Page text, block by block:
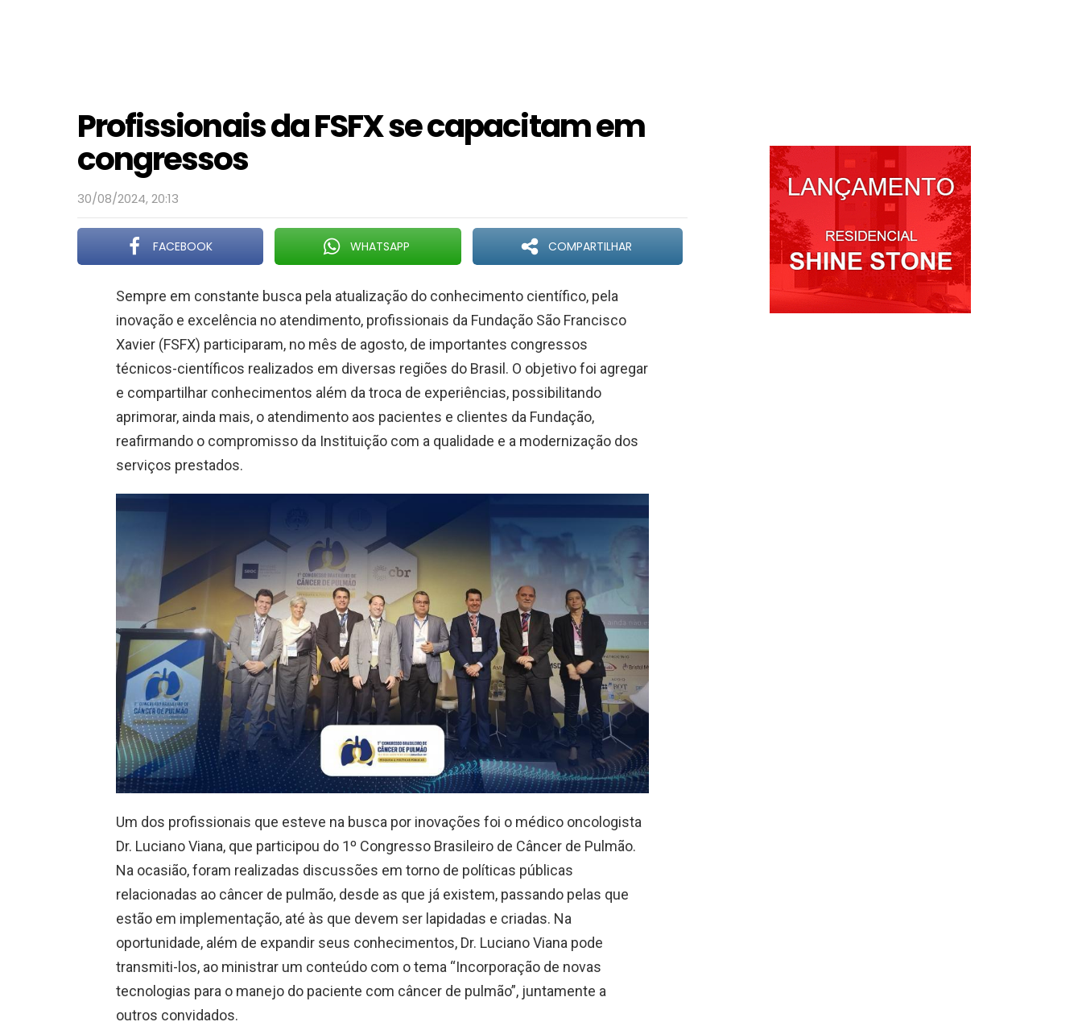
Profissionais da FSFX se capacitam em
congressos
30/08/2024, 20:13
FACEBOOK WHATSAPP COMPARTILHAR
Sempre em constante busca pela atualização do conhecimento científico, pela
inovação e excelência no atendimento, profissionais da Fundação São Francisco
Xavier (FSFX) participaram, no mês de agosto, de importantes congressos
técnicos-científicos realizados em diversas regiões do Brasil. O objetivo foi agregar
e compartilhar conhecimentos além da troca de experiências, possibilitando
aprimorar, ainda mais, o atendimento aos pacientes e clientes da Fundação,
reafirmando o compromisso da Instituição com a qualidade e a modernização dos
serviços prestados.
Um dos profissionais que esteve na busca por inovações foi o médico oncologista
Dr. Luciano Viana, que participou do 1º Congresso Brasileiro de Câncer de Pulmão.
Na ocasião, foram realizadas discussões em torno de políticas públicas
relacionadas ao câncer de pulmão, desde as que já existem, passando pelas que
estão em implementação, até às que devem ser lapidadas e criadas. Na
oportunidade, além de expandir seus conhecimentos, Dr. Luciano Viana pode
transmiti-los, ao ministrar um conteúdo com o tema “Incorporação de novas
tecnologias para o manejo do paciente com câncer de pulmão”, juntamente a
outros convidados.